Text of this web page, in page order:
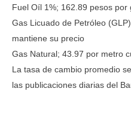
Fuel Oíl 1%; 162.89 pesos
Gas Licuado de Petróleo
mantiene su precio
Gas Natural; 43.97 por metro
La tasa de cambio promedio
las publicaciones diarias del